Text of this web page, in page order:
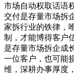
市场自动权取话语
交付是存量市场拆
家拆行业的铁律，
制，才能博得客户
是存量市场拆企成
一位客户，也可能
维，深耕办事厚度